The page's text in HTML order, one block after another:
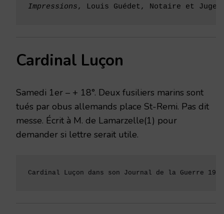
Impressions, Louis Guédet, Notaire et
Cardinal Luçon
Samedi 1er – + 18°. Deux fusiliers marins sont
tués par obus allemands place St-Remi. Pas dit
messe. Écrit à M. de Lamarzelle(1) pour
demander si lettre serait utile.
Cardinal Luçon dans son Journal de la Guerre